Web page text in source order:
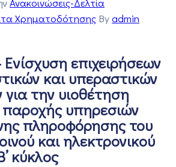
Χρηματοδότησης Byadmin
επιχειρήσεων
και υπεραστικών
για την υιοθέτηση
υπηρεσιών
πληροφόρησης του
και ηλεκτρονικού
κύκλος